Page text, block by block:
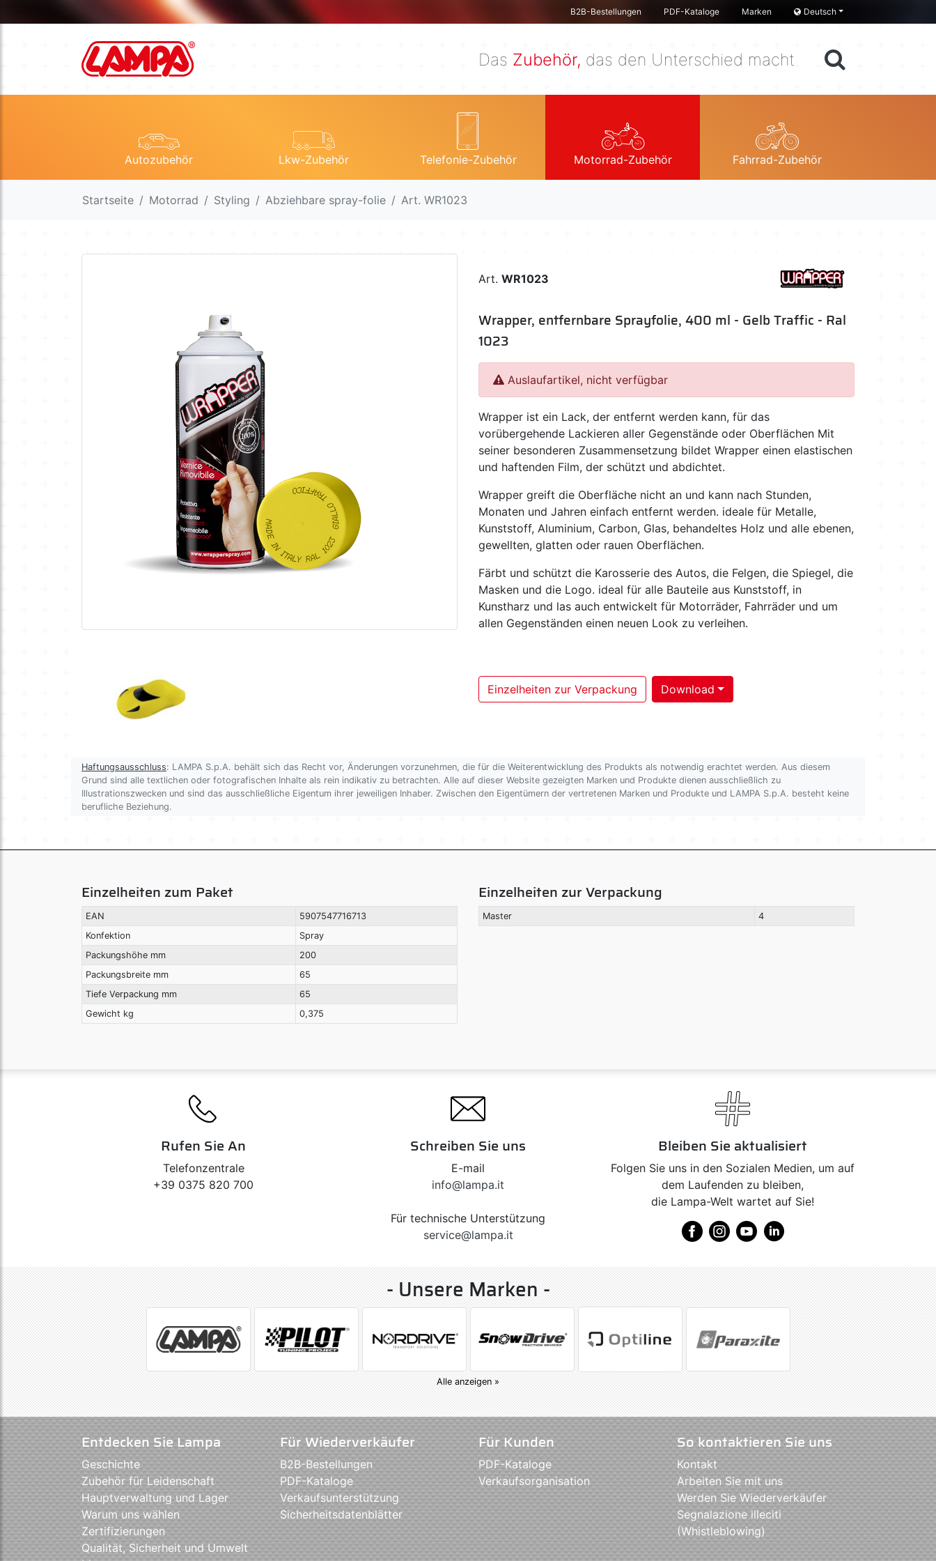
B2B-Bestellungen PDF-Kataloge Marken Deutsch
Das Zubehör, das den Unterschied macht
Autozubehör Lkw-Zubehör Telefonie-Zubehör Motorrad-Zubehör Fahrrad-Zubehör
Startseite Motorrad Styling Abziehbare spray-folie Art. WR1023
Art. WR1023
Wrapper, entfernbare Sprayfolie, 400 ml - Gelb Traffic - Ral
1023
Auslaufartikel, nicht verfügbar
Wrapper ist ein Lack, der entfernt werden kann, für das
vorübergehende Lackieren aller Gegenstände oder Oberflächen Mit
seiner besonderen Zusammensetzung bildet Wrapper einen elastischen
und haftenden Film, der schützt und abdichtet.
Wrapper greift die Oberfläche nicht an und kann nach Stunden,
Monaten und Jahren einfach entfernt werden. ideale für Metalle,
Kunststoff, Aluminium, Carbon, Glas, behandeltes Holz und alle ebenen,
gewellten, glatten oder rauen Oberflächen.
Färbt und schützt die Karosserie des Autos, die Felgen, die Spiegel, die
Masken und die Logo. ideal für alle Bauteile aus Kunststoff, in
Kunstharz und las auch entwickelt für Motorräder, Fahrräder und um
allen Gegenständen einen neuen Look zu verleihen.
Einzelheiten zur Verpackung Download
Haftungsausschluss: LAMPA S.p.A. behält sich das Recht vor, Änderungen vorzunehmen, die für die Weiterentwicklung des Produkts als notwendig erachtet werden. Aus diesem
Grund sind alle textlichen oder fotografischen Inhalte als rein indikativ zu betrachten. Alle auf dieser Website gezeigten Marken und Produkte dienen ausschließlich zu
Illustrationszwecken und sind das ausschließliche Eigentum ihrer jeweiligen Inhaber. Zwischen den Eigentümern der vertretenen Marken und Produkte und LAMPA S.p.A. besteht keine
berufliche Beziehung.
Einzelheiten zum Paket
EAN
5907547716713
Konfektion
Spray
Packungshöhe mm
200
Packungsbreite mm
65
Tiefe Verpackung mm
65
Gewicht kg
0,375
Einzelheiten zur Verpackung
Master 4
Rufen Sie An
Telefonzentrale
+39 0375 820 700
Schreiben Sie uns
E-mail
info@lampa.it
Für technische Unterstützung
service@lampa.it
Bleiben Sie aktualisiert
Folgen Sie uns in den Sozialen Medien, um auf
dem Laufenden zu bleiben,
die Lampa-Welt wartet auf Sie!
- Unsere Marken -
Alle anzeigen »
Entdecken Sie Lampa
Geschichte
Zubehör für Leidenschaft
Hauptverwaltung und Lager
Warum uns wählen
Zertifizierungen
Qualität, Sicherheit und Umwelt
Für Wiederverkäufer
B2B-Bestellungen
PDF-Kataloge
Verkaufsunterstützung
Sicherheitsdatenblätter
Für Kunden
PDF-Kataloge
Verkaufsorganisation
So kontaktieren Sie uns
Kontakt
Arbeiten Sie mit uns
Werden Sie Wiederverkäufer
Segnalazione illeciti
(Whistleblowing)